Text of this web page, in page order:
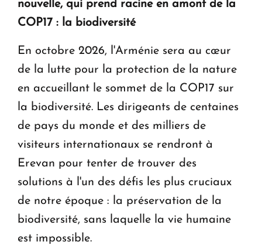
nouvelle, qui prend racine en amont de la
COP17 : la biodiversité
En octobre 2026, l'Arménie sera au cœur
de la lutte pour la protection de la nature
en accueillant le sommet de la COP17 sur
la biodiversité. Les dirigeants de centaines
de pays du monde et des milliers de
visiteurs internationaux se rendront à
Erevan pour tenter de trouver des
solutions à l'un des défis les plus cruciaux
de notre époque : la préservation de la
biodiversité, sans laquelle la vie humaine
est impossible.